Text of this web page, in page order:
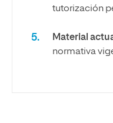
tutorización
Material
normativa